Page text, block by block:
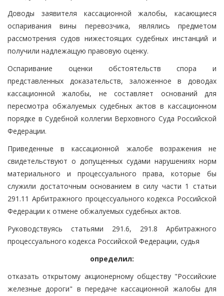
Доводы заявителя кассационной жалобы, касающиеся
оспаривания вины перевозчика, являлись предметом
рассмотрения судов нижестоящих судебных инстанций и
получили надлежащую правовую оценку.
Оспаривание оценки обстоятельств спора и
представленных доказательств, заложенное в доводах
кассационной жалобы, не составляет оснований для
пересмотра обжалуемых судебных актов в кассационном
порядке в Судебной коллегии Верховного Суда Российской
Федерации.
Приведенные в кассационной жалобе возражения не
свидетельствуют о допущенных судами нарушениях норм
материального и процессуального права, которые бы
служили достаточным основанием в силу части 1 статьи
291.11 Арбитражного процессуального кодекса Российской
Федерации к отмене обжалуемых судебных актов.
Руководствуясь статьями 291.6, 291.8 Арбитражного
процессуального кодекса Российской Федерации, судья
определил:
отказать открытому акционерному обществу "Российские
железные дороги" в передаче кассационной жалобы для